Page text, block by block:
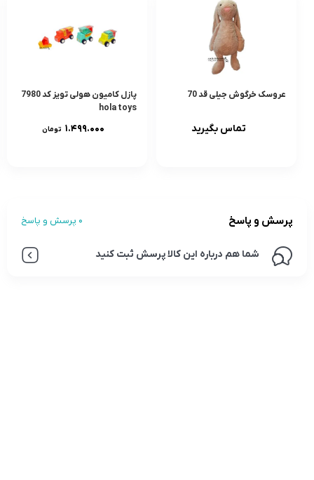
عروسک خرگوش جیلی قد 70
تماس بگیرید
پازل کامیون هولی تویز کد 7980
hola toys
۱.۴۹۹.۰۰۰ تومان
پرسش و پاسخ 0 پرسش و پاسخ
شما هم درباره این کالا پرسش ثبت کنید